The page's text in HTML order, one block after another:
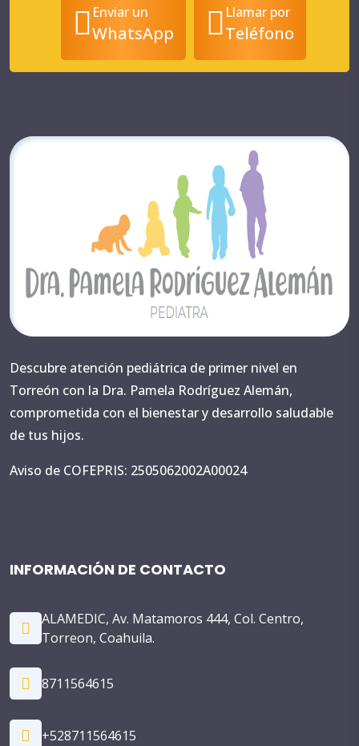
Enviar un
WhatsApp
Llamar por
Teléfono
Descubre atención pediátrica de primer nivel en
Torreón con la Dra. Pamela Rodríguez Alemán,
comprometida con el bienestar y desarrollo saludable
de tus hijos.
Aviso de COFEPRIS: 2505062002A00024
INFORMACIÓN DE CONTACTO
ALAMEDIC, Av. Matamoros 444, Col. Centro,
Torreon, Coahuila.
8711564615
+528711564615